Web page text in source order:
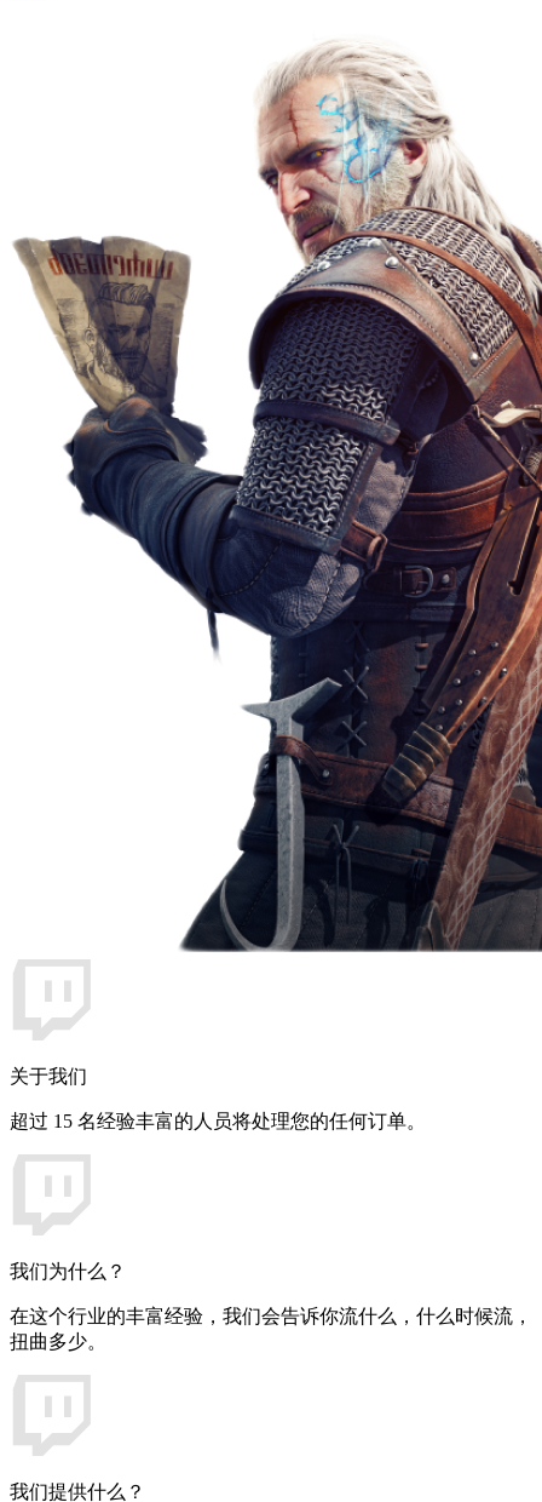
关于我们
超过 15 名经验丰富的人员将处理您的任何订单。
我们为什么？
在这个行业的丰富经验，我们会告诉你流什么，什么时候流，
扭曲多少。
我们提供什么？